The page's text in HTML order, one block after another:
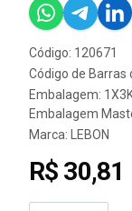
Código: 120671
Código de Barras
Embalagem:
Embalagem
Marca:
LEBON
R$ 30,81